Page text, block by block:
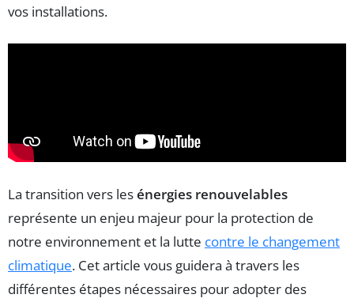
vos installations.
La transition vers lesénergies renouvelables
représente un enjeu majeur pour la protection de
notre environnement et la lutte contre le changement
climatique. Cet article vous guidera à travers les
différentes étapes nécessaires pour adopter des